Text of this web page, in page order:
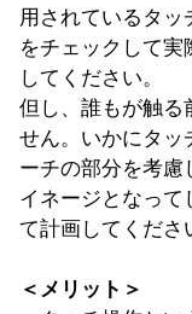
用されているタ
をチェックして実
してください。
但し、誰もが触る
せん。いかにタッ
ーチの部分を考慮
イネージとなって
て計画してくださ
＜メリット＞